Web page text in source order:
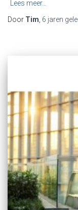
Lees meer…
Door Tim 6 jaren